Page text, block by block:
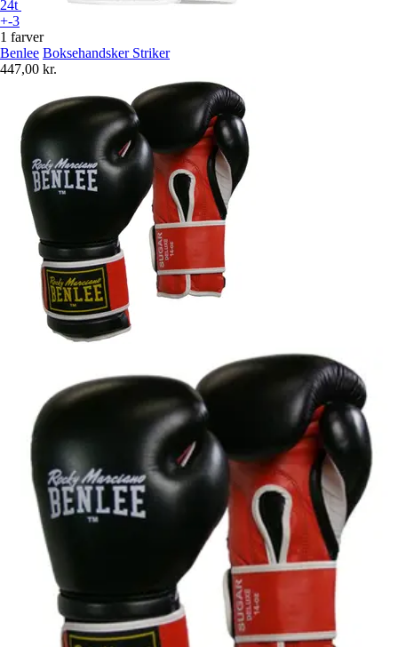
24t
+-3
1 farver
Benlee Boksehandsker Striker
447,00 kr.